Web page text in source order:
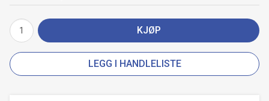
KJØP
LEGG I HANDLELISTE